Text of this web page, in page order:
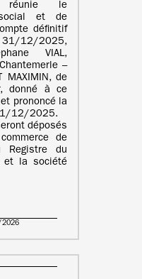
réunie le
et de
définitif
12/2025,
VIAL,
–
de
donné à ce
prononcé la
12/2025.
déposés
de
Registre du
et la société
2026